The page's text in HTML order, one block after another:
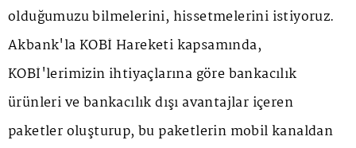
olduğumuzu bilmelerini, hissetmelerini istiyoruz.
Akbank'la KOBİ Hareketi kapsamında,
KOBİ'lerimizin ihtiyaçlarına göre bankacılık
ürünleri ve bankacılık dışı avantajlar içeren
paketler oluşturup, bu paketlerin mobil kanaldan